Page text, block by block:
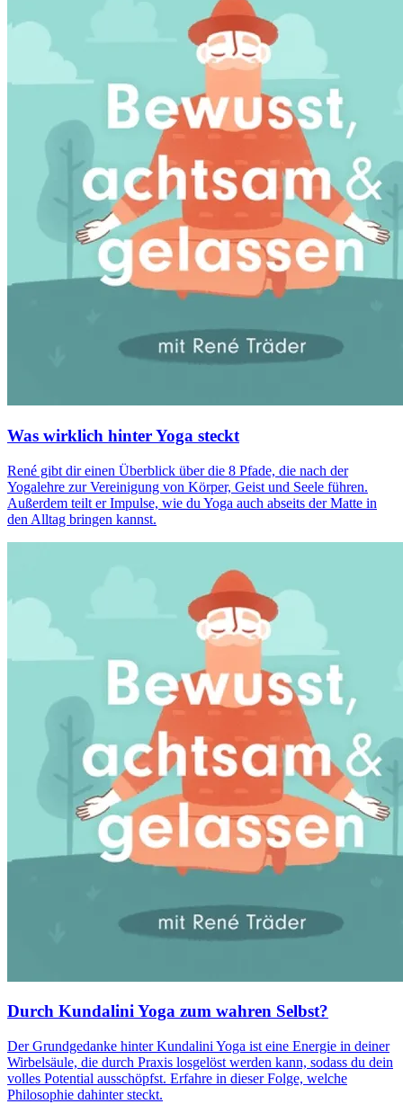
Was wirklich hinter Yoga steckt
René gibt dir einen Überblick über die 8 Pfade, die nach der
Yogalehre zur Vereinigung von Körper, Geist und Seele führen.
Außerdem teilt er Impulse, wie du Yoga auch abseits der Matte in
den Alltag bringen kannst.
Durch Kundalini Yoga zum wahren Selbst?
Der Grundgedanke hinter Kundalini Yoga ist eine Energie in deiner
Wirbelsäule, die durch Praxis losgelöst werden kann, sodass du dein
volles Potential ausschöpfst. Erfahre in dieser Folge, welche
Philosophie dahinter steckt.